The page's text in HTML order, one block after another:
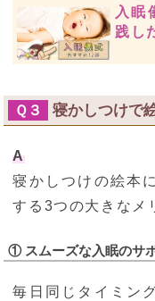
入眠
践し
Ｑ３ 寝かしつけで
A
寝かしつけの絵本
する3つの大きなメ
① スムーズな入眠のサ
毎日同じタイミン